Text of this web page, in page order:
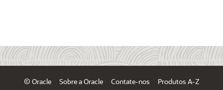
© Oracle Sobre a Oracle Contate-nos Produtos A-Z